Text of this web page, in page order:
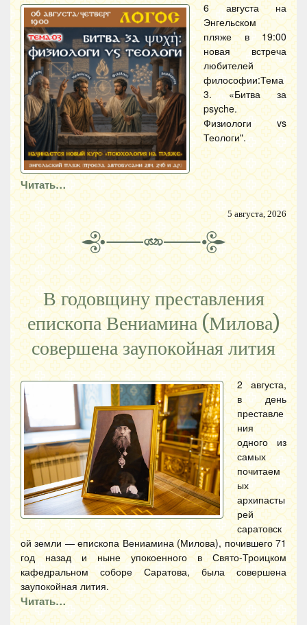
6 августа на
Энгельском
пляже в 19:00
новая встреча
любителей
философии:Тема
3. «Битва за
psyche.
Физиологи vs
Теологи".
Читать…
5 августа, 2026
В годовщину преставления
епископа Вениамина (Милова)
совершена заупокойная лития
2 августа,
в день
преставле
ния
одного из
самых
почитаем
ых
архипасты
рей
саратовск
ой земли — епископа Вениамина (Милова), почившего 71
год назад и ныне упокоенного в Свято-Троицком
кафедральном соборе Саратова, была совершена
заупокойная лития.
Читать…